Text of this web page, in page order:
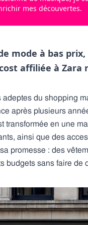
mes découvertes.
mode à bas
affiliée à
du shopping
après plusieurs
transformée en une
ainsi que des
promesse : des
budgets sans faire de